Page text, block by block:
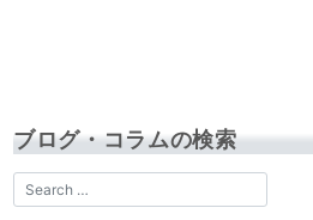
ブログ・コラムの検索